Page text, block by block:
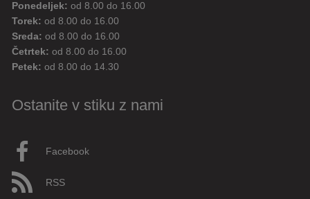
Ponedeljek: od 8.00 do 16.00
Torek: od 8.00 do 16.00
Sreda: od 8.00 do 16.00
Četrtek: od 8.00 do 16.00
Petek: od 8.00 do 14.30
Ostanite v stiku z nami
Facebook
RSS